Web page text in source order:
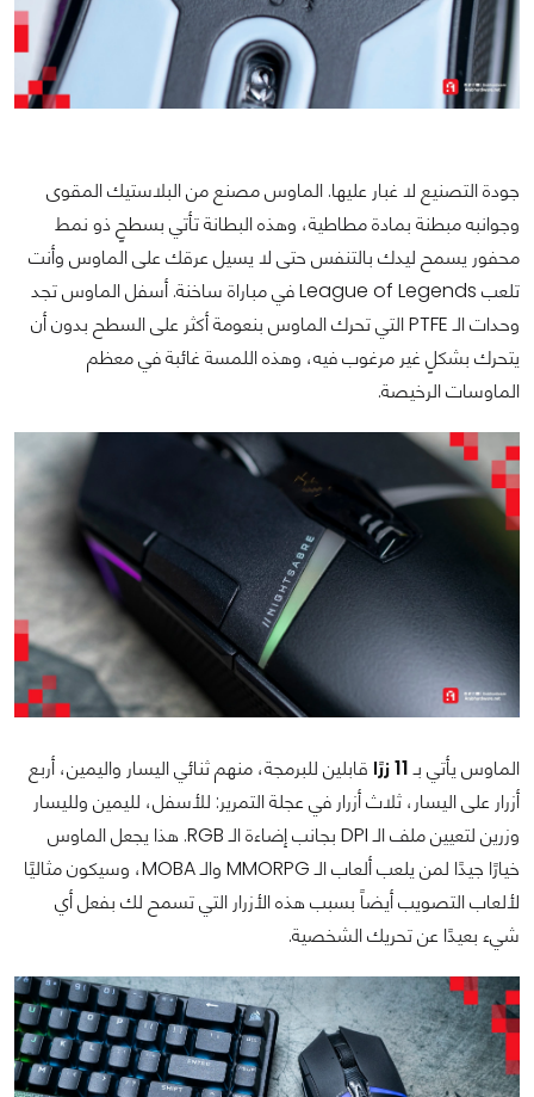
جودة التصنيع لا غبار عليها. الماوس مصنع من البلاستيك المقوى
وجوانبه مبطنة بمادة مطاطية، وهذه البطانة تأتي بسطحٍ ذو نمط
محفور يسمح ليدك بالتنفس حتى لا يسيل عرقك على الماوس وأنت
تلعب League of Legends في مباراة ساخنة. أسفل الماوس تجد
وحدات الـ PTFE التي تحرك الماوس بنعومة أكثر على السطح بدون أن
يتحرك بشكلٍ غير مرغوب فيه، وهذه اللمسة غائبة في معظم
الماوسات الرخيصة.
الماوس يأتي بـ11 زرًا
قابلين للبرمجة، منهم ثنائي اليسار واليمين، أربع
أزرار على اليسار، ثلاث أزرار في عجلة التمرير: للأسفل، لليمين ولليسار
وزرين لتعيين ملف الـ DPI بجانب إضاءة الـ RGB. هذا يجعل الماوس
خيارًا جيدًا لمن يلعب ألعاب الـ MMORPG والـ MOBA، وسيكون مثاليًا
لألعاب التصويب أيضاً بسبب هذه الأزرار التي تسمح لك بفعل أي
شيء بعيدًا عن تحريك الشخصية.